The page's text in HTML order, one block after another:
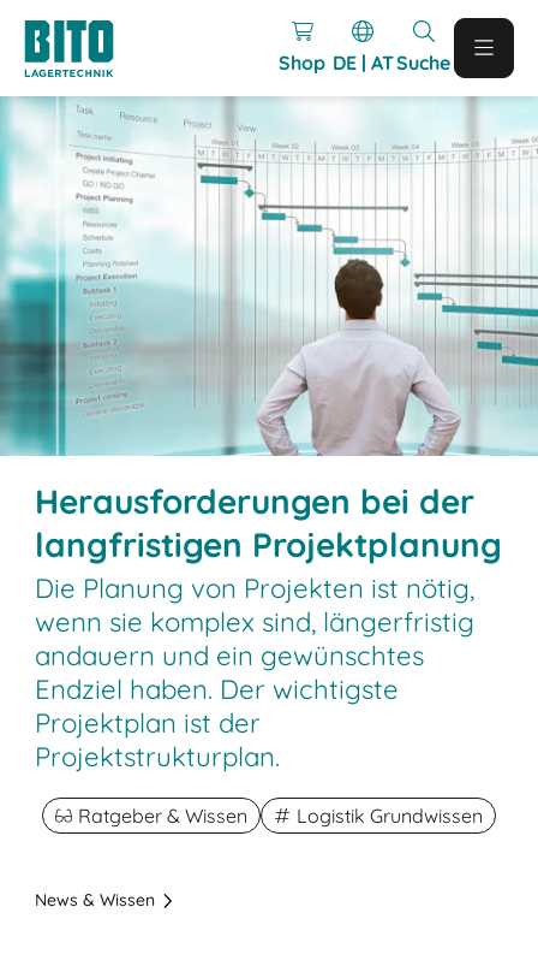
Shop DE | ATSuche
Herausforderungen bei der
langfristigen Projektplanung
Die Planung von Projekten ist nötig,
wenn sie komplex sind, längerfristig
andauern und ein gewünschtes
Endziel haben. Der wichtigste
Projektplan ist der
Projektstrukturplan.
Ratgeber & Wissen Logistik Grundwissen
News & Wissen